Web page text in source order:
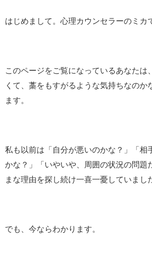
はじめまして。心理カウンセラーのミカ
このページをご覧になっているあなたは
くて、藁をもすがるような気持ちなの
ます。
私も以前は「自分が悪いのかな？」「相
かな？」「いやいや、周囲の状況の問題
まな理由を探し続け一喜一憂していまし
でも、今ならわかります。